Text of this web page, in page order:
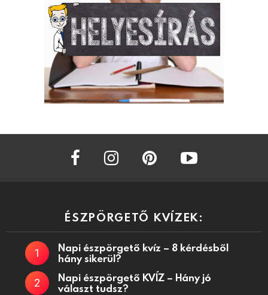
facebook instagram
ÉSZPÖRGETŐ KVÍZEK:
Napi észpörgető kvíz – 8 kérdésből
hány sikerül?
Napi észpörgető KVÍZ – Hány jó
választ tudsz?